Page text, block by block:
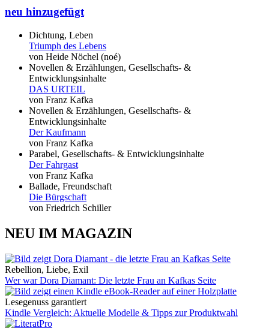
neu hinzugefügt
Dichtung, Leben
Triumph des Lebens
von Heide Nöchel (noé)
Novellen & Erzählungen, Gesellschafts- &
Entwicklungsinhalte
DAS URTEIL
von Franz Kafka
Novellen & Erzählungen, Gesellschafts- &
Entwicklungsinhalte
Der Kaufmann
von Franz Kafka
Parabel, Gesellschafts- & Entwicklungsinhalte
Der Fahrgast
von Franz Kafka
Ballade, Freundschaft
Die Bürgschaft
von Friedrich Schiller
NEU IM MAGAZIN
Rebellion, Liebe, Exil
Wer war Dora Diamant: Die letzte Frau an Kafkas Seite
Lesegenuss garantiert
Kindle Vergleich: Aktuelle Modelle & Tipps zur Produktwahl